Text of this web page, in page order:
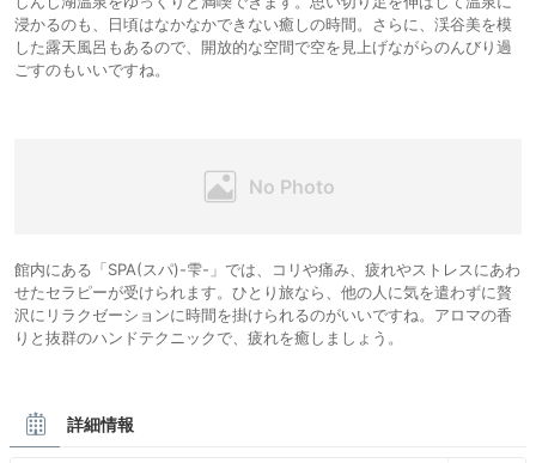
浸かるのも、日頃はなかなかできない癒しの時間。さらに、渓谷美を模
した露天風呂もあるので、開放的な空間で空を見上げながらのんびり過
ごすのもいいですね。
館内にある「SPA(スパ)-雫-」では、コリや痛み、疲れやストレスにあわ
せたセラピーが受けられます。ひとり旅なら、他の人に気を遣わずに贅
沢にリラクゼーションに時間を掛けられるのがいいですね。アロマの香
りと抜群のハンドテクニックで、疲れを癒しましょう。
詳細情報